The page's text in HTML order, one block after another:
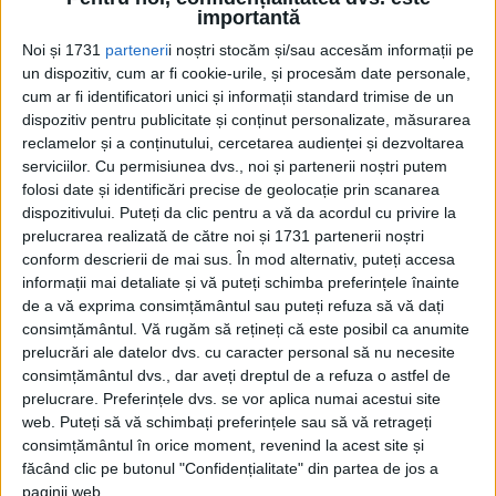
importantă
Noi și 1731 partenerii noștri stocăm și/sau accesăm informații pe
un dispozitiv, cum ar fi cookie-urile, și procesăm date personale,
cum ar fi identificatori unici și informații standard trimise de un
dispozitiv pentru publicitate și conținut personalizate, măsurarea
reclamelor și a conținutului, cercetarea audienței și dezvoltarea
serviciilor. Cu permisiunea dvs., noi și partenerii noștri putem
folosi date și identificări precise de geolocație prin scanarea
dispozitivului. Puteți da clic pentru a vă da acordul cu privire la
prelucrarea realizată de către noi și 1731 partenerii noștri
conform descrierii de mai sus. În mod alternativ, puteți accesa
informații mai detaliate și vă puteți schimba preferințele înainte
de a vă exprima consimțământul sau puteți refuza să vă dați
consimțământul. Vă rugăm să rețineți că este posibil ca anumite
prelucrări ale datelor dvs. cu caracter personal să nu necesite
consimțământul dvs., dar aveți dreptul de a refuza o astfel de
prelucrare. Preferințele dvs. se vor aplica numai acestui site
web. Puteți să vă schimbați preferințele sau să vă retrageți
consimțământul în orice moment, revenind la acest site și
făcând clic pe butonul "Confidențialitate" din partea de jos a
paginii web.
Voiajul ar urma să aibă loc în anul 2021, iar pregătirile încep
Cea mai mare revistă de istorie din Europa!.
Media KIT
PORTOFOLIU
Capital
Evenimentul Zilei